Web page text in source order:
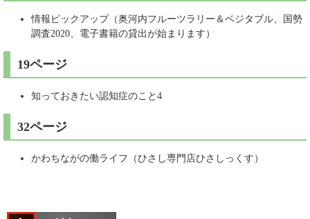
情報ピックアップ（奥河内フルーツラリー＆ベジタブル、国勢
調査2020、電子書籍の貸出が始まります）
19ページ
知っておきたい認知症のこと4
32ページ
かわちながの働ライフ（ひさし専門店ひさしっくす）